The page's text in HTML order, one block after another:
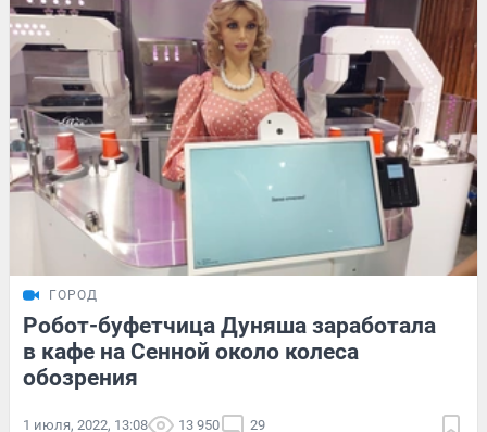
ГОРОД
Робот-буфетчица Дуняша заработала
в кафе на Сенной около колеса
обозрения
1 июля, 2022, 13:08 13 950 29